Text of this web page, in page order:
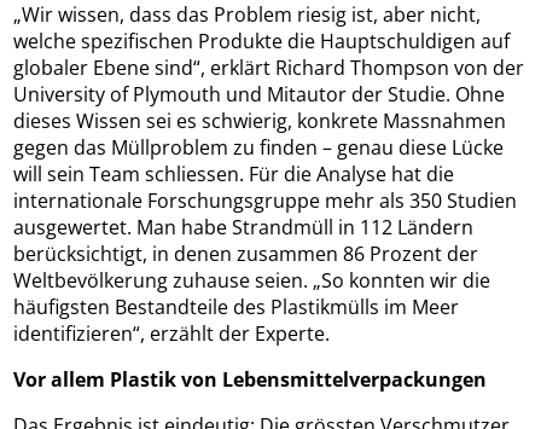
„Wir wissen, dass das Problem riesig ist, aber nicht,
welche spezifischen Produkte die Hauptschuldigen auf
globaler Ebene sind“, erklärt Richard Thompson von der
University of Plymouth und Mitautor der Studie. Ohne
dieses Wissen sei es schwierig, konkrete Massnahmen
gegen das Müllproblem zu finden – genau diese Lücke
will sein Team schliessen. Für die Analyse hat die
internationale Forschungsgruppe mehr als 350 Studien
ausgewertet. Man habe Strandmüll in 112 Ländern
berücksichtigt, in denen zusammen 86 Prozent der
Weltbevölkerung zuhause seien. „So konnten wir die
häufigsten Bestandteile des Plastikmülls im Meer
identifizieren“, erzählt der Experte.
Vor allem Plastik von Lebensmittelverpackungen